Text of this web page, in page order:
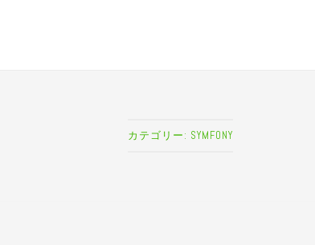
カテゴリー: SYMFONY